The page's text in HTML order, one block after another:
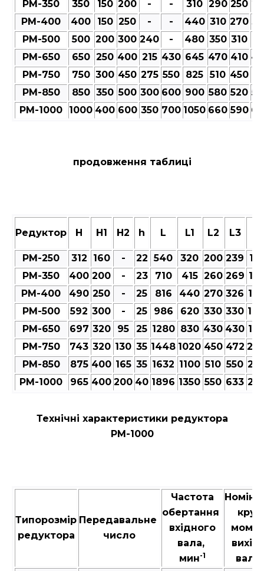
РМ-350 350 150 200 - - 310 290 250
РМ-400
400 150 250 - - 440 310 270
РМ-500
500 200 300 240 - 480 350 310
РМ-650
650 250 400 215 430 645 470 410
РМ-750
750 300 450 275 550 825 510 450
РМ-850
850 350 500 300 600 900 580 520
РМ-1000
1000 400 600 350 700 1050 660 590
продовження таблиці
Редуктор Н Н1 Н2 h L L1 L2 L3
РМ-250 312 160 - 22 540 320 200 239 101
РМ-350
400 200 - 23 710 415 260 269 122
РМ-400
490 250 - 25 816 440 270 326 128
РМ-500
592 300 - 25 986 620 330 330
РМ-650
697 320 95 25 1280 830 430 430 183
РМ-750
743 320 130 35 1448 1020 450 472
РМ-850
875 400 165 35 1632 1100 510 550
РМ-1000
965 400 200 40 1896 1350 550 633
Технічні характеристики редуктора
РМ-1000
Типорозмір
редуктора
Передавальне
число
Частота
обертання
вхідного
вала,
мин-1